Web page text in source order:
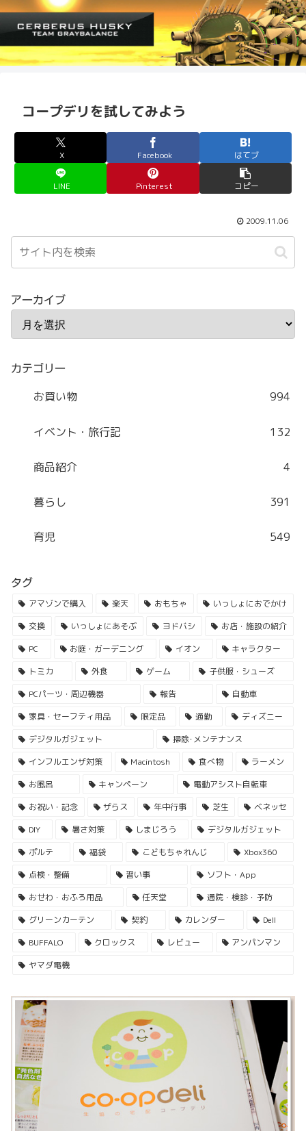
コープデリを試してみよう
X Facebook はてブ
LINE Pinterest コピー
2009.11.06
アーカイブ
カテゴリー
お買い物 994
イベント・旅行記 132
商品紹介 4
暮らし 391
育児 549
タグ
アマゾンで購入 楽天 おもちゃ
いっしょにおでかけ
交換
いっしょにあそぶ ヨドバシ
お店・施設の紹介
PC
お庭・ガーデニング イオン
キャラクター
トミカ
外食 ゲーム
子供服・シューズ
PCパーツ・周辺機器
報告
自動車
家具・セーフティ用品
限定品 通勤
ディズニー
デジタルガジェット
掃除･メンテナンス
インフルエンザ対策
Macintosh 食べ物
ラーメン
お風呂
キャンペーン
電動アシスト自転車
お祝い・記念
ザらス 年中行事 芝生
ベネッセ
DIY
暑さ対策 しまじろう
デジタルガジェット
ポルテ
福袋 こどもちゃれんじ
Xbox360
点検・整備
習い事
ソフト・App
おせわ・おふろ用品
任天堂
通院・検診・予防
グリーンカーテン
契約 カレンダー
Dell
BUFFALO
クロックス レビュー
アンパンマン
ヤマダ電機